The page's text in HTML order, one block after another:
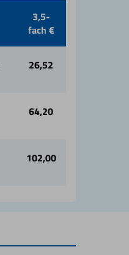
3,5-
fach €
26,52
64,20
102,00